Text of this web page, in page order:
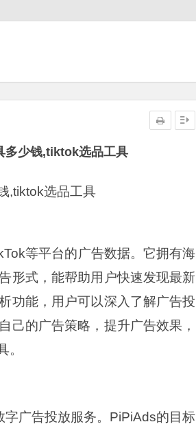
多少钱,tiktok选品工具
,tiktok选品工具
等平台的广告数据。它拥有海
形式，能帮助用户快速发现最新
功能，用户可以深入了解广告投
己的广告策略，提升广告效果，
。
广告投放服务。PiPiAds的目标